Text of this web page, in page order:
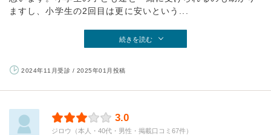
ますし、小学生の2回目は更に安いという...
続きを読む
2024年11月受診 / 2025年01月投稿
3.0
ジロウ（本人・40代・男性・掲載口コミ67件）